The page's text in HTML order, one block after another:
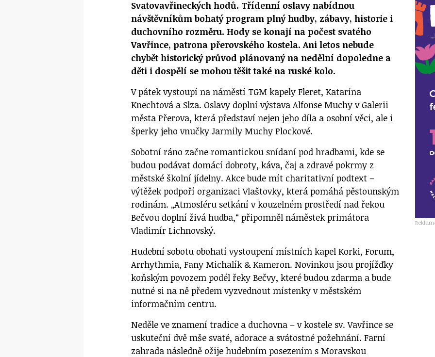
Svatovavřineckých hodů. Třídenní oslavy nabídnou
návštěvníkům bohatý program plný hudby, zábavy, historie i
duchovního rozměru. Hody se konají na počest svatého
Vavřince, patrona přerovského kostela. Ani letos nebude
chybět historický průvod plánovaný na nedělní dopoledne a
děti i dospělí se mohou těšit také na ruské kolo.
V pátek vystoupí na náměstí TGM kapely Fleret, Katarína
Knechtová a Slza. Oslavy doplní výstava Alfonse Muchy v Galerii
města Přerova, která představí nejen jeho díla a osobní věci, ale i
šperky jeho vnučky Jarmily Muchy Plockové.
Sobotní ráno začne romantickou snídaní pod hradbami, kde se
budou podávat domácí dobroty, káva, čaj a zdravé pokrmy z
městské školní jídelny. Akce bude mít charitativní podtext –
výtěžek podpoří organizaci Vlaštovky, která pomáhá pěstounským
rodinám. „Atmosféru setkání v kouzelném prostředí nad řekou
Bečvou doplní živá hudba,“ připomněl náměstek primátora
Vladimír Lichnovský.
Hudební sobotu obohatí vystoupení místních kapel Korki, Forum,
Arrhythmia, Fany Michalík & Kameron. Novinkou jsou projížďky
koňským povozem podél řeky Bečvy, které budou zdarma a bude
nutné si na ně předem vyzvednout místenky v městském
informačním centru.
Neděle ve znamení tradice a duchovna – v kostele sv. Vavřince se
uskuteční dvě mše svaté, adorace a svátostné požehnání. Farní
zahrada následně ožije hudebním posezením s Moravskou